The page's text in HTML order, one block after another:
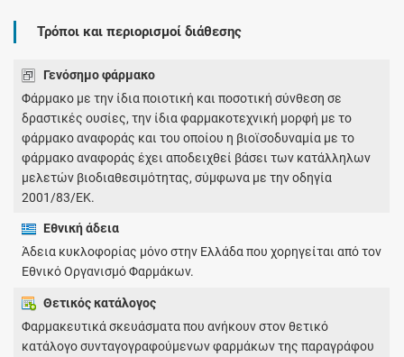
Τρόποι και περιορισμοί διάθεσης
Γενόσημο φάρμακο
Φάρμακο με την ίδια ποιοτική και ποσοτική σύνθεση σε
δραστικές ουσίες, την ίδια φαρμακοτεχνική μορφή με το
φάρμακο αναφοράς και του οποίου η βιοϊσοδυναμία με το
φάρμακο αναφοράς έχει αποδειχθεί βάσει των κατάλληλων
μελετών βιοδιαθεσιμότητας, σύμφωνα με την οδηγία
2001/83/ΕΚ.
Εθνική άδεια
Άδεια κυκλοφορίας μόνο στην Ελλάδα που χορηγείται από τον
Εθνικό Οργανισμό Φαρμάκων.
Θετικός κατάλογος
Φαρμακευτικά σκευάσματα που ανήκουν στον θετικό
κατάλογο συνταγογραφούμενων φαρμάκων της παραγράφου